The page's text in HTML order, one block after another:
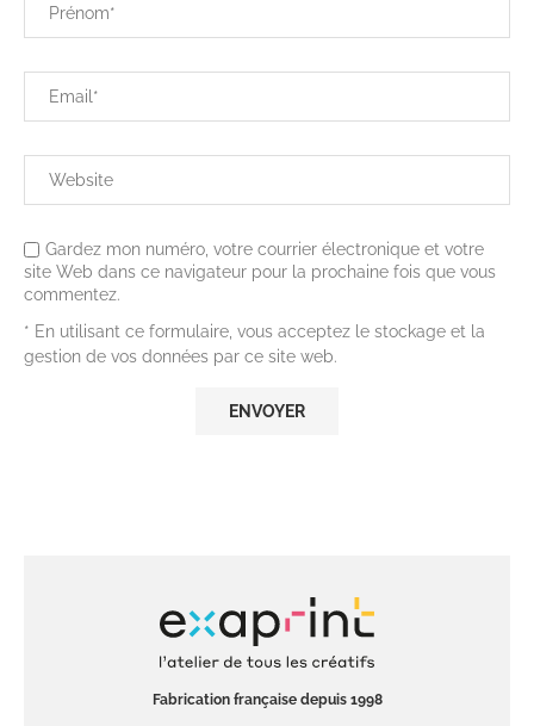
Gardez mon numéro, votre courrier électronique et votre
site Web dans ce navigateur pour la prochaine fois que vous
commentez.
* En utilisant ce formulaire, vous acceptez le stockage et la
gestion de vos données par ce site web.
Fabrication française depuis 1998